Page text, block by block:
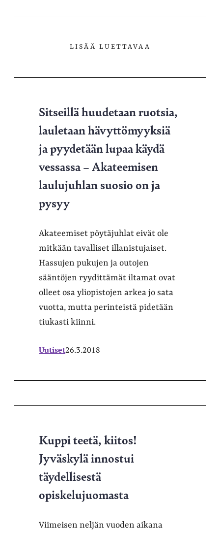
LISÄÄ LUETTAVAA
Sitseillä huudetaan ruotsia,
lauletaan hävyttömyyksiä
ja pyydetään lupaa käydä
vessassa – Akateemisen
laulujuhlan suosio on ja
pysyy
Akateemiset pöytäjuhlat eivät ole
mitkään tavalliset illanistujaiset.
Hassujen pukujen ja outojen
sääntöjen ryydittämät iltamat ovat
olleet osa yliopistojen arkea jo sata
vuotta, mutta perinteistä pidetään
tiukasti kiinni.
Uutiset26.3.2018
Kuppi teetä, kiitos!
Jyväskylä innostui
täydellisestä
opiskelujuomasta
Viimeisen neljän vuoden aikana